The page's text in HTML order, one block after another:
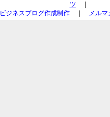
ツ ｜
ビジネスブログ作成制作｜ メル